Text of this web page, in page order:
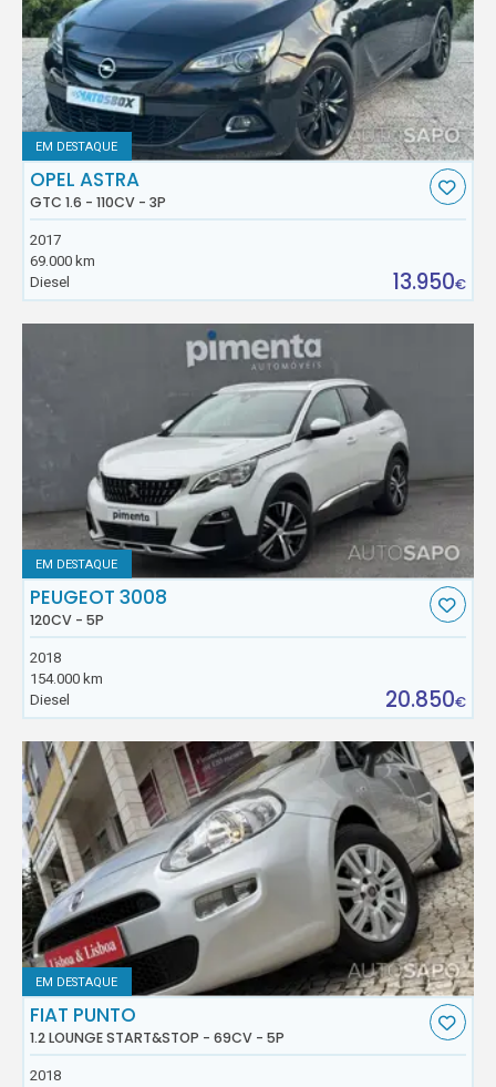
EM DESTAQUE
OPEL ASTRA
GTC 1.6 - 110CV - 3P
2017
69.000 km
Diesel
13.950€
EM DESTAQUE
PEUGEOT 3008
120CV - 5P
2018
154.000 km
Diesel
20.850€
EM DESTAQUE
FIAT PUNTO
1.2 LOUNGE START&STOP - 69CV - 5P
2018